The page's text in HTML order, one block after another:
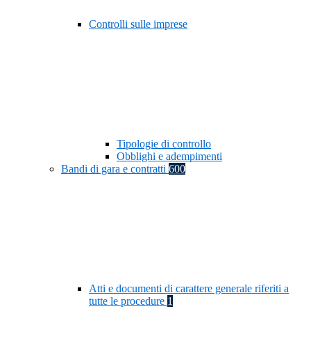
Controlli sulle imprese
Tipologie di controllo
Obblighi e adempimenti
Bandi di gara e contratti 600
Atti e documenti di carattere generale riferiti a
tutte le procedure 1